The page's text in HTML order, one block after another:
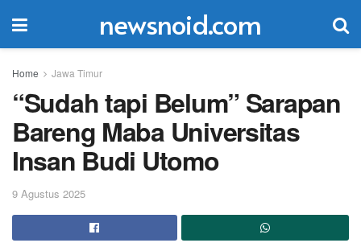
newsnoid.com
Home Jawa Timur
“Sudah tapi Belum” Sarapan
Bareng Maba Universitas
Insan Budi Utomo
9 Agustus 2025